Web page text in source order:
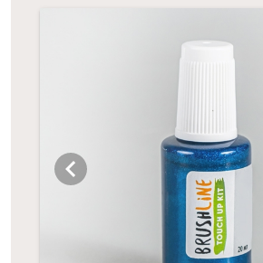
chevron_left